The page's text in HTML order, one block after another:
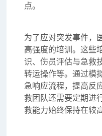
点。
为了应对突发事件，
高强度的培训。这些
识、伤员评估与急救
转运操作等。通过模
急响应流程，提高反
救团队还需要定期进
救能力始终保持在较